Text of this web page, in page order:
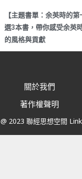
【主題書單：余英時的
選3本書，帶你感受余英
的風格與貢獻
關於我們
著作權聲明
@ 2023 聯經思想空間